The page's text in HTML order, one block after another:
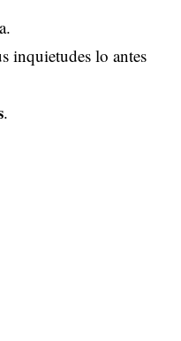
inquietudes lo antes
.